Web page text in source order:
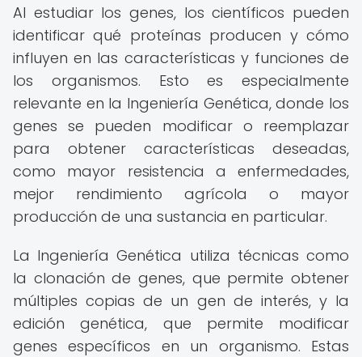
Al estudiar los genes, los científicos pueden
identificar qué proteínas producen y cómo
influyen en las características y funciones de
los organismos. Esto es especialmente
relevante en la Ingeniería Genética, donde los
genes se pueden modificar o reemplazar
para obtener características deseadas,
como mayor resistencia a enfermedades,
mejor rendimiento agrícola o mayor
producción de una sustancia en particular.
La Ingeniería Genética utiliza técnicas como
la clonación de genes, que permite obtener
múltiples copias de un gen de interés, y la
edición genética, que permite modificar
genes específicos en un organismo. Estas